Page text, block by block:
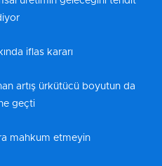
iflas kararı
artış ürkütücü boyutun da
geçti
mahkum etmeyin